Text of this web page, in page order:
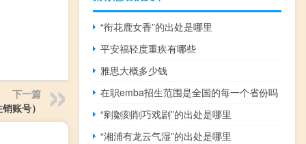
下一篇
账号）
“衔花鹿女香”的出处是哪里
平安福轻度重疾有哪些
雅思大概多少钱
在职emba招生范围是全国的每一个省份吗
“剜劖刻削巧戏剧”的出处是哪里
“湘浦有龙云气湿”的出处是哪里